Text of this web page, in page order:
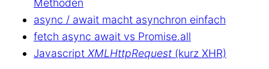
Methoden
async / await macht asynchron einfach
fetch async await vs Promise.all
Javascript XMLHttpRequest (kurz XHR)